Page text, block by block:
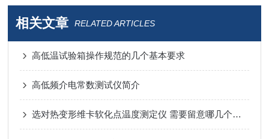
相关文章 RELATED ARTICLES
高低温试验箱操作规范的几个基本要求
高低频介电常数测试仪简介
选对热变形维卡软化点温度测定仪 需要留意哪几个维度